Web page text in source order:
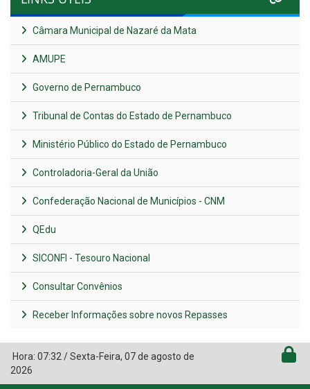
Câmara Municipal de Nazaré da Mata
AMUPE
Governo de Pernambuco
Tribunal de Contas do Estado de Pernambuco
Ministério Público do Estado de Pernambuco
Controladoria-Geral da União
Confederação Nacional de Municípios - CNM
QEdu
SICONFI - Tesouro Nacional
Consultar Convênios
Receber Informações sobre novos Repasses
Hora: 07:32 /Sexta-Feira, 07 de agosto de
2026